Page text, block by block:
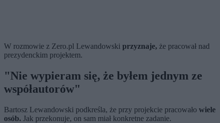
W rozmowie z Zero.pl Lewandowski przyznaje, że pracował nad
prezydenckim projektem.
"Nie wypieram się, że byłem jednym ze
współautorów"
Bartosz Lewandowski podkreśla, że przy projekcie pracowało wiele
osób. Jak przekonuje, on sam miał konkretne zadanie.